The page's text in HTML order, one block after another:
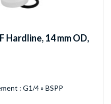
Hardline, 14 mm OD,
: G1/4 » BSPP